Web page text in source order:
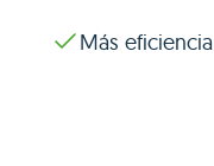
Más eficiencia